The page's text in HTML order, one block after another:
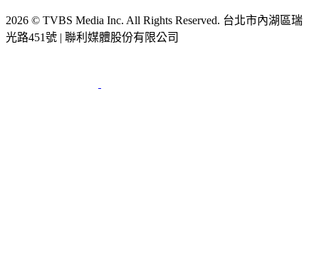
2026 © TVBS Media Inc. All Rights Reserved. 台北市內湖區瑞
光路451號 | 聯利媒體股份有限公司